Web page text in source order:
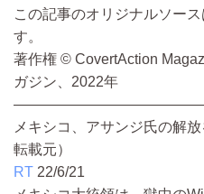
この記事のオリジナルソー
す。
著作権 © CovertAction
ガジン、2022年
メキシコ、アサンジ氏の解
転載元）
RT 22/6/21